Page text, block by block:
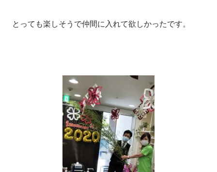
とっても楽しそうで仲間に入れて欲しかったです。